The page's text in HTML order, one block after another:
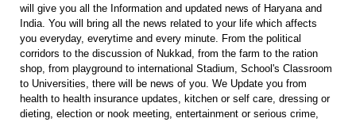
will give you all the Information and updated news of Haryana and
India. You will bring all the news related to your life which affects
you everyday, everytime and every minute. From the political
corridors to the discussion of Nukkad, from the farm to the ration
shop, from playground to international Stadium, School's Classroom
to Universities, there will be news of you. We Update you from
health to health insurance updates, kitchen or self care, dressing or
dieting, election or nook meeting, entertainment or serious crime,